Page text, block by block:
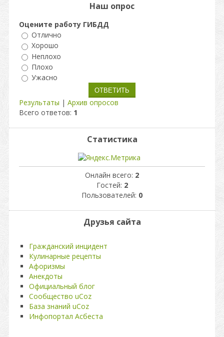
Наш опрос
Оцените работу ГИБДД
Отлично
Хорошо
Неплохо
Плохо
Ужасно
Результаты | Архив опросов
Всего ответов: 1
Статистика
Онлайн всего: 2
Гостей: 2
Пользователей: 0
Друзья сайта
Гражданский инцидент
Кулинарные рецепты
Афоризмы
Анекдоты
Официальный блог
Сообщество uCoz
База знаний uCoz
Инфопортал Асбеста